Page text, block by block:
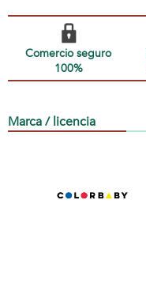
Comercio seguro
100%
Marca / licencia